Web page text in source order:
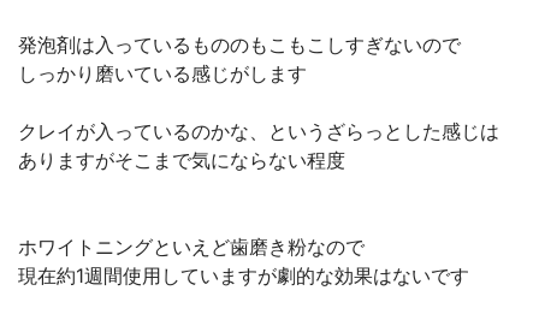
発泡剤は入っているもののもこもこしすぎないので
しっかり磨いている感じがします
クレイが入っているのかな、というざらっとした感じは
ありますがそこまで気にならない程度
ホワイトニングといえど歯磨き粉なので
現在約1週間使用していますが劇的な効果はないです